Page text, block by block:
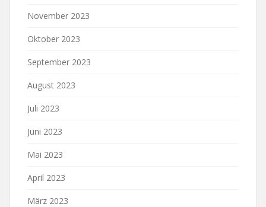
November 2023
Oktober 2023
September 2023
August 2023
Juli 2023
Juni 2023
Mai 2023
April 2023
März 2023